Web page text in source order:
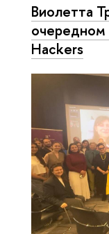
Виолетта
очередном
Hackers